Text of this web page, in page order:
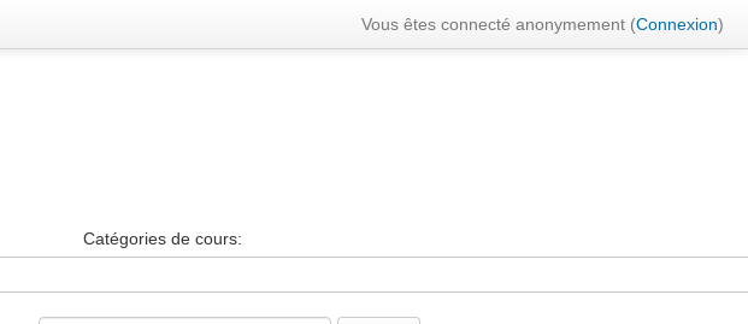
Vous êtes connecté anonymement (Connexion)
Catégories de cours: